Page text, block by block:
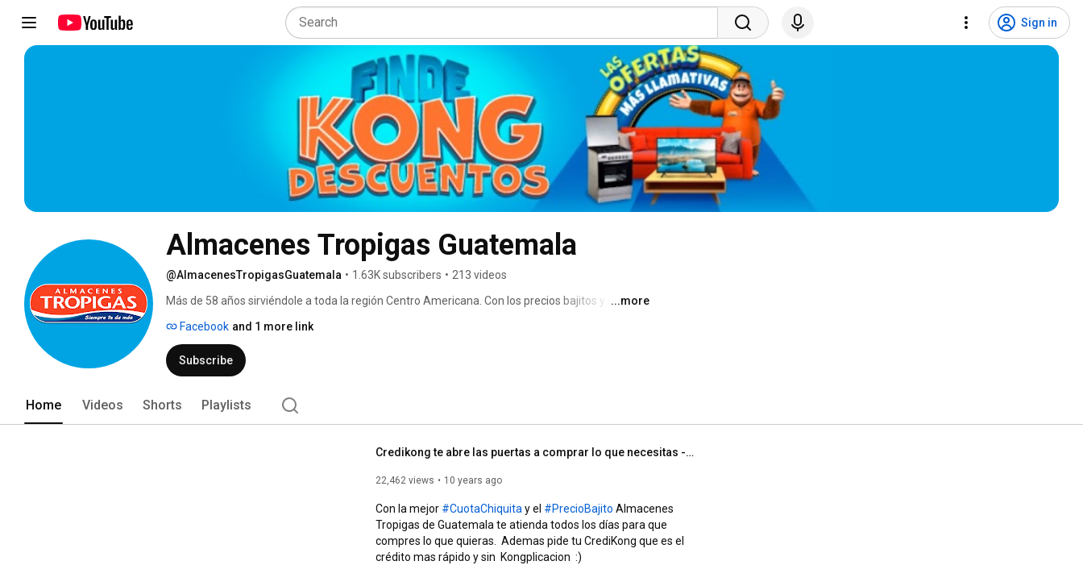
Sign in
Almacenes Tropigas Guatemala
@AlmacenesTropigasGuatemala • 1.63K subscribers • 213 videos
Más de 58 años sirviéndole a toda la región Centro Americana. Con los precios bajitos y cuotas
...more
Facebook and 1 more link
Subscribe
Home Videos Shorts Playlists
Credikong te abre las puertas a comprar lo que necesitas -Almacenes Tropigas Guatemala
22,462 views 10 years ago
#CuotaChiquita #PrecioBajito Almacenes
Tropigas de Guatemala te atienda todos los días para que
compres lo que quieras.  Ademas pide tu CrediKong que es el
crédito mas rápido y sin  Kongplicacion  :)